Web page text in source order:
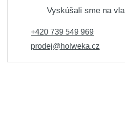
Vyskúšali sme na
+420 739 549 969
prodej@holweka.cz